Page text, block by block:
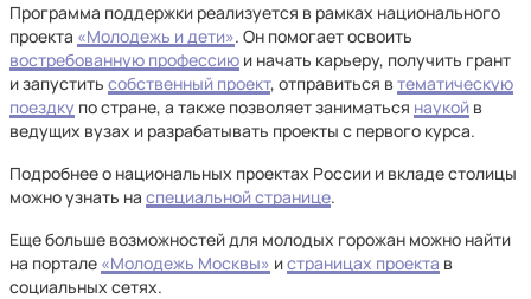
Программа поддержки реализуется в рамках национального
проекта «Молодежь и дети». Он помогает освоить
востребованную профессию и начать карьеру, получить грант
и запустить собственный проект, отправиться в тематическую
поездку по стране, а также позволяет заниматься наукой в
ведущих вузах и разрабатывать проекты с первого курса.
Подробнее о национальных проектах России и вкладе столицы
можно узнать на специальной странице.
Еще больше возможностей для молодых горожан можно найти
на портале «Молодежь Москвы» истраницах проекта в
социальных сетях.